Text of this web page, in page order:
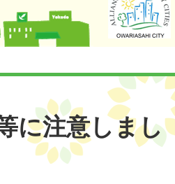
に注意しまし